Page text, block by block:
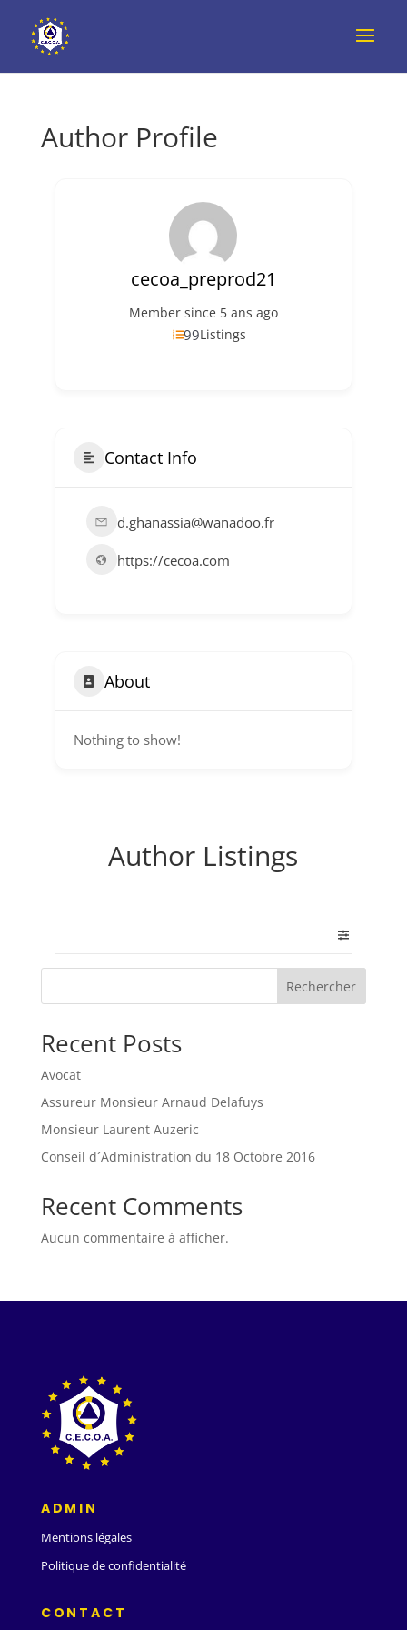
Author Profile
cecoa_preprod21
Member since 5 ans ago
99Listings
Contact Info
d.ghanassia@wanadoo.fr
https://cecoa.com
About
Nothing to show!
Author Listings
Rechercher
Recent Posts
Avocat
Assureur Monsieur Arnaud Delafuys
Monsieur Laurent Auzeric
Conseil d´Administration du 18 Octobre 2016
Recent Comments
Aucun commentaire à afficher.
ADMIN
Mentions légales
Politique de confidentialité
CONTACT